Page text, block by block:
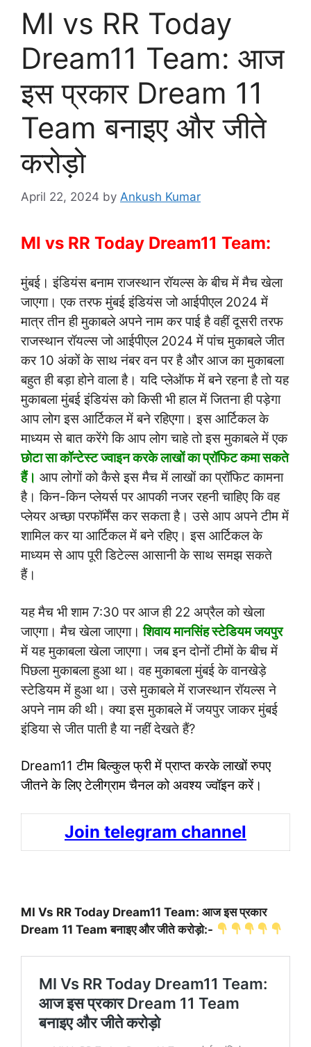
MI vs RR Today
Dream11 Team: आज
इस प्रकार Dream 11
Team बनाइए और जीते
करोड़ो
April 22, 2024 by Ankush Kumar
MI vs RR Today Dream11 Team:
मुंबई। इंडियंस बनाम राजस्थान रॉयल्स के बीच में मैच खेला
जाएगा। एक तरफ मुंबई इंडियंस जो आईपीएल 2024 में
मात्र तीन ही मुकाबले अपने नाम कर पाई है वहीं दूसरी तरफ
राजस्थान रॉयल्स जो आईपीएल 2024 में पांच मुकाबले जीत
कर 10 अंकों के साथ नंबर वन पर है और आज का मुकाबला
बहुत ही बड़ा होने वाला है। यदि प्लेऑफ में बने रहना है तो यह
मुकाबला मुंबई इंडियंस को किसी भी हाल में जितना ही पड़ेगा
आप लोग इस आर्टिकल में बने रहिएगा। इस आर्टिकल के
माध्यम से बात करेंगे कि आप लोग चाहे तो इस मुकाबले में एक
छोटा सा कॉन्टेस्ट ज्वाइन करके लाखों का प्रॉफिट कमा सकते
हैं। आप लोगों को कैसे इस मैच में लाखों का प्रॉफिट कामना
है। किन-किन प्लेयर्स पर आपकी नजर रहनी चाहिए कि वह
प्लेयर अच्छा परफॉर्मेंस कर सकता है। उसे आप अपने टीम में
शामिल कर या आर्टिकल में बने रहिए। इस आर्टिकल के
माध्यम से आप पूरी डिटेल्स आसानी के साथ समझ सकते
हैं।
यह मैच भी शाम 7:30 पर आज ही 22 अप्रैल को खेला
जाएगा। मैच खेला जाएगा। शिवाय मानसिंह स्टेडियम जयपुर
में यह मुकाबला खेला जाएगा। जब इन दोनों टीमों के बीच में
पिछला मुकाबला हुआ था। वह मुकाबला मुंबई के वानखेड़े
स्टेडियम में हुआ था। उसे मुकाबले में राजस्थान रॉयल्स ने
अपने नाम की थी। क्या इस मुकाबले में जयपुर जाकर मुंबई
इंडिया से जीत पाती है या नहीं देखते हैं?
Dream11 टीम बिल्कुल फ्री में प्राप्त करके लाखों रुपए
जीतने के लिए टेलीग्राम चैनल को अवश्य ज्वॉइन करें।
Join telegram channel
MI Vs RR Today Dream11 Team: आज इस प्रकार
Dream 11 Team बनाइए और जीते करोड़ो:-